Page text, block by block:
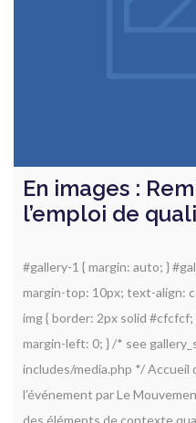
En images :
l’emploi de
#gallery-1 { margin: auto; }
margin-top: 10px; text-align:
img { border: 2px solid
margin-left: 0; } /* see
includes/media.php */
l’événement par Le